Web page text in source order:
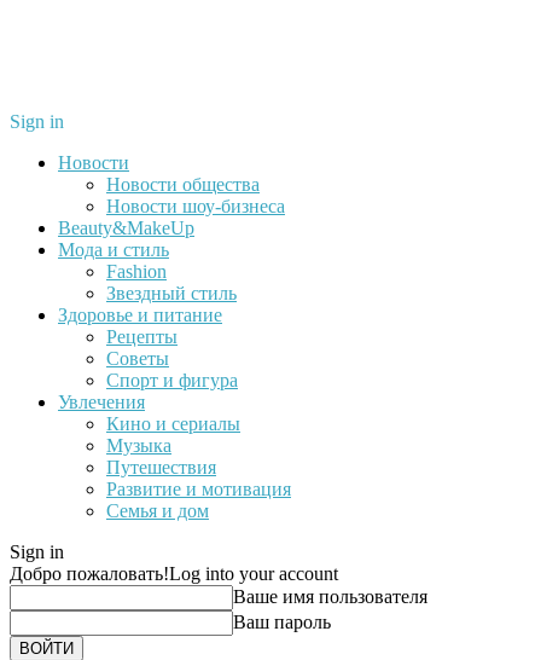
Sign in
Новости
Новости общества
Новости шоу-бизнеса
Beauty&MakeUp
Мода и стиль
Fashion
Звездный стиль
Здоровье и питание
Рецепты
Советы
Спорт и фигура
Увлечения
Кино и сериалы
Музыка
Путешествия
Развитие и мотивация
Семья и дом
Sign in
Добро пожаловать!Log into your account
Ваше имя пользователя
Ваш пароль